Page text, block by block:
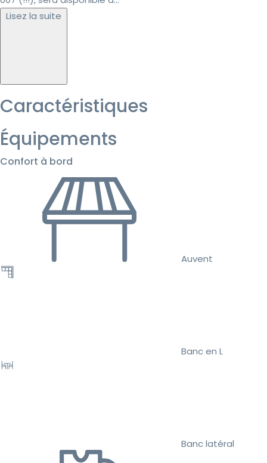
Lisez la suite
Caractéristiques
Équipements
Confort à bord
Auvent
Banc en L
Banc latéral